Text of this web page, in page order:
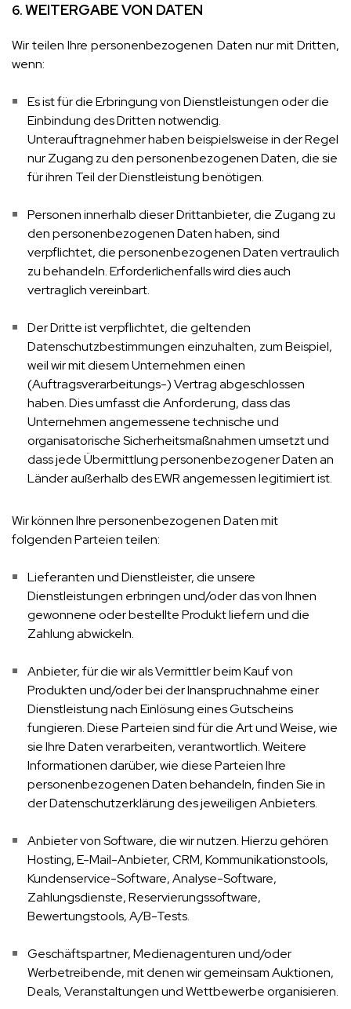
6.WEITERGABE VON DATEN
Wir teilen Ihre personenbezogenen Daten nur mit Dritten,
wenn:
Es ist für die Erbringung von Dienstleistungen oder die
Einbindung des Dritten notwendig.
Unterauftragnehmer haben beispielsweise in der Regel
nur Zugang zu den personenbezogenen Daten, die sie
für ihren Teil der Dienstleistung benötigen.
Personen innerhalb dieser Drittanbieter, die Zugang zu
den personenbezogenen Daten haben, sind
verpflichtet, die personenbezogenen Daten vertraulich
zu behandeln. Erforderlichenfalls wird dies auch
vertraglich vereinbart.
Der Dritte ist verpflichtet, die geltenden
Datenschutzbestimmungen einzuhalten, zum Beispiel,
weil wir mit diesem Unternehmen einen
(Auftragsverarbeitungs-) Vertrag abgeschlossen
haben. Dies umfasst die Anforderung, dass das
Unternehmen angemessene technische und
organisatorische Sicherheitsmaßnahmen umsetzt und
dass jede Übermittlung personenbezogener Daten an
Länder außerhalb des EWR angemessen legitimiert ist.
Wir können Ihre personenbezogenen Daten mit
folgenden Parteien teilen:
Lieferanten und Dienstleister, die unsere
Dienstleistungen erbringen und/oder das von Ihnen
gewonnene oder bestellte Produkt liefern und die
Zahlung abwickeln.
Anbieter, für die wir als Vermittler beim Kauf von
Produkten und/oder bei der Inanspruchnahme einer
Dienstleistung nach Einlösung eines Gutscheins
fungieren. Diese Parteien sind für die Art und Weise, wie
sie Ihre Daten verarbeiten, verantwortlich. Weitere
Informationen darüber, wie diese Parteien Ihre
personenbezogenen Daten behandeln, finden Sie in
der Datenschutzerklärung des jeweiligen Anbieters.
Anbieter von Software, die wir nutzen. Hierzu gehören
Hosting, E-Mail-Anbieter, CRM, Kommunikationstools,
Kundenservice-Software, Analyse-Software,
Zahlungsdienste, Reservierungssoftware,
Bewertungstools, A/B-Tests.
Geschäftspartner, Medienagenturen und/oder
Werbetreibende, mit denen wir gemeinsam Auktionen,
Deals, Veranstaltungen und Wettbewerbe organisieren.